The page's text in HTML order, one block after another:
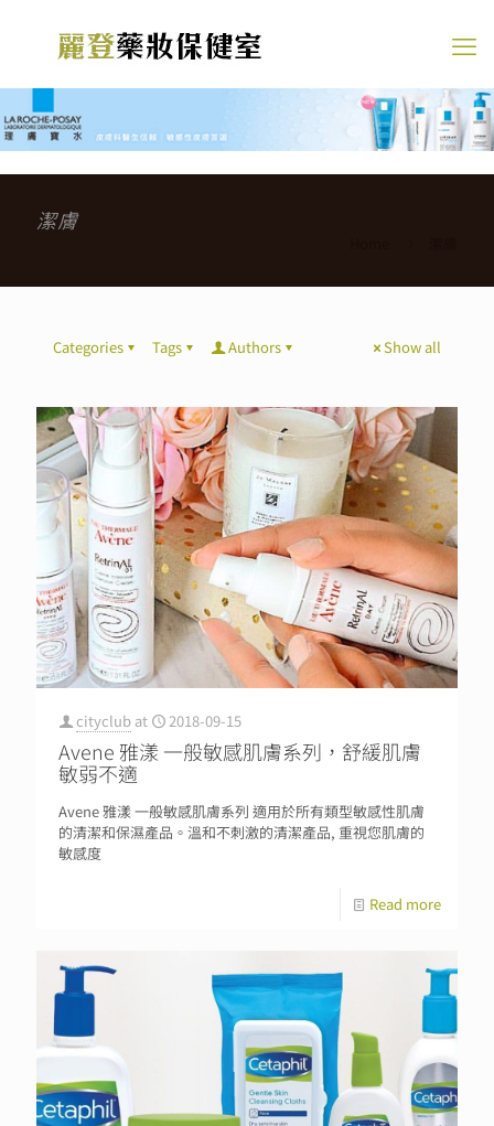
潔膚
Categories Tags Authors Show all
cityclub at 2018-09-15
Avene 雅漾 一般敏感肌膚系列，舒緩肌膚
敏弱不適
Avene 雅漾 一般敏感肌膚系列 適用於所有類型敏感性肌膚
的清潔和保濕產品。溫和不刺激的清潔產品, 重視您肌膚的
敏感度
Read more